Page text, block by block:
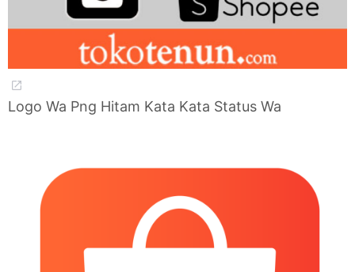
Logo Wa Png Hitam Kata Kata Status Wa